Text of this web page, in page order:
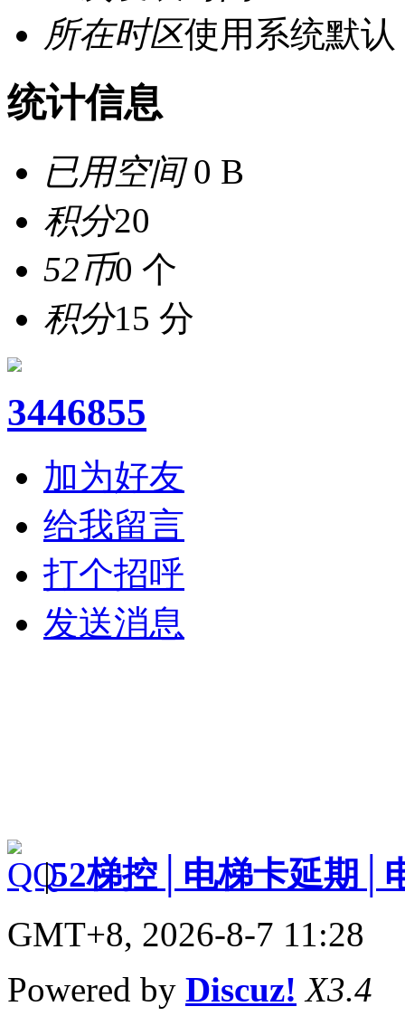
所在时区使用系统默认
统计信息
已用空间0 B
积分20
52币0 个
积分15 分
3446855
加为好友
给我留言
打个招呼
发送消息
|52梯控│电梯卡延期│
GMT+8, 2026-8-7 11:28
Powered by Discuz! X3.4